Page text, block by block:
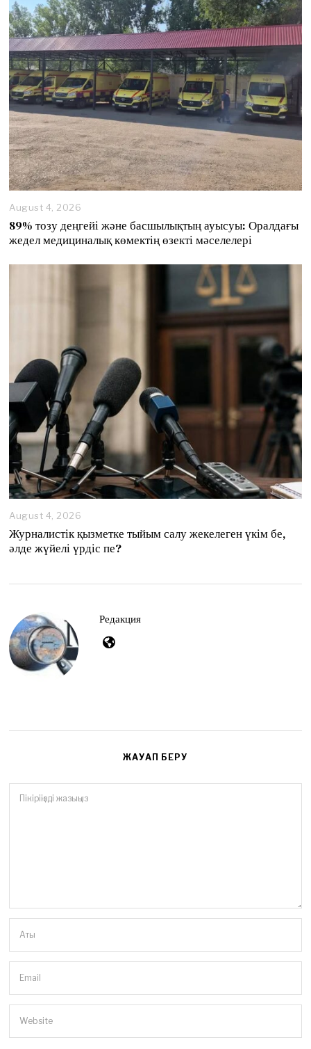
8
,
2
0
2
6
August 4, 2026
89% тозу деңгейі және басшылықтың ауысуы: Оралдағы
жедел медициналық көмектің өзекті мәселелері
August 4, 2026
g
u
Журналистік қызметке тыйым салу жекелеген үкім бе,
әлде жүйелі үрдіс пе?
Редакция
ЖАУАП БЕРУ